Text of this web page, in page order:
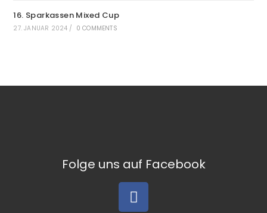
16. Sparkassen Mixed Cup
27. JANUAR 2024 / 0 COMMENTS
Folge uns auf Facebook